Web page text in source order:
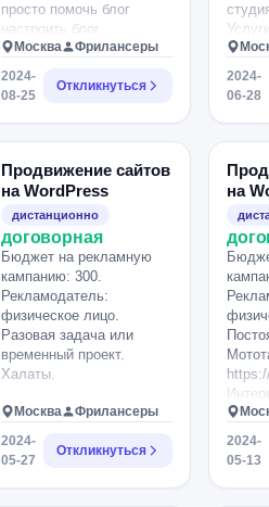
завязанными на регионы/
поддомены. • С
желанием расти вместе с
проектом (а не просто
“разово поправить сайт”).
просто помочь блог
настроить блог
определенным образом.
Есть один пример,
хотелось бы сделать
конечно, понять, как на
нем собственное что-
либо публиковтать.
Москва
Фрилансеры
2024-
08-25
Откликнуться
2024-
06-28
Продвижение сайтов
на WordPress
дистанционно
договорная
Бюджет на рекламную
кампанию: 300.
Рекламодатель:
физическое лицо.
Разовая задача или
временный проект.
Халаты.
Москва
Фрилансеры
2024-
05-27
Откликнуться
на
2024-
05-13